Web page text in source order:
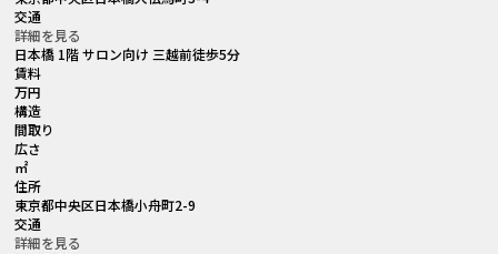
交通
詳細を見る
日本橋 1階 サロン向け 三越前徒歩5分
賃料
万円
構造
間取り
広さ
㎡
住所
東京都中央区日本橋小舟町2-9
交通
詳細を見る